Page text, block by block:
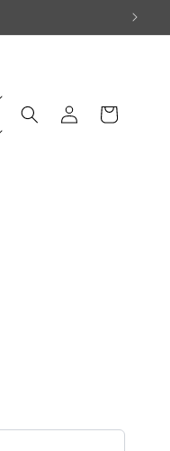
登
入
物